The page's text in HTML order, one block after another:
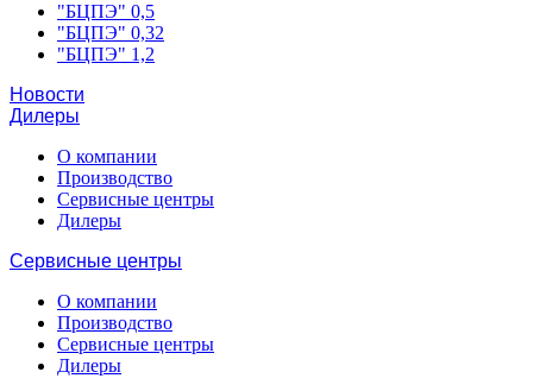
"БЦПЭ" 0,5
"БЦПЭ" 0,32
"БЦПЭ" 1,2
Новости
Дилеры
О компании
Производство
Сервисные центры
Дилеры
Сервисные центры
О компании
Производство
Сервисные центры
Дилеры